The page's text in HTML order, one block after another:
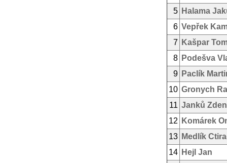
5 Halama
6 Vepřek
7
Kašpar
8 Podešva
9 Paclík
10 Gronych
11 Janků
12
Komárek
13 Medlík
14 Hejl Jan